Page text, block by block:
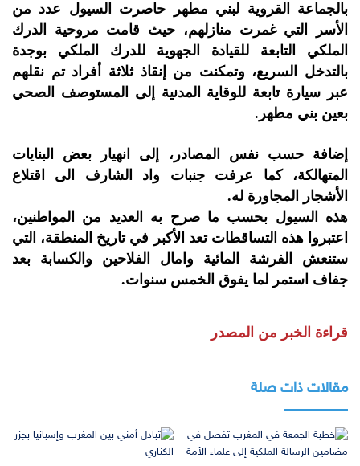
بالجماعة القروية لبني مطهر حاصرت السيول عدد من
الأسر التي غمرت منازلهم، حيث قامت مروحية الدرك
الملكي التابعة للقيادة الجهوية للدرك الملكي بوجدة
بالتدخل السريع، وتمكنت من إنقاذ ثلاثة أفراد تم نقلهم
عبر سيارة تابعة للوقاية المدنية إلى المستوصف الصحي
بعين بني مطهر.
إضافة حسب نفس المصادر، إلى انهيار بعض البنايات
المتهالكة، كما عرفت جنبات واد الشارف الى اقتلاع
الأشجار المجاورة له.
هذه السيول بحسب ما صرح به العديد من المواطنين،
اعتبروا هذه التساقطات تعد الأكبر في تاريخ المنطقة، التي
ستنعش الفرشة المائية وامال الفلاحين والكسابة بعد
جفاف استمر لما يفوق الخمس سنوات.
قراءة الخبر من المصدر
مقالات ذات صلة